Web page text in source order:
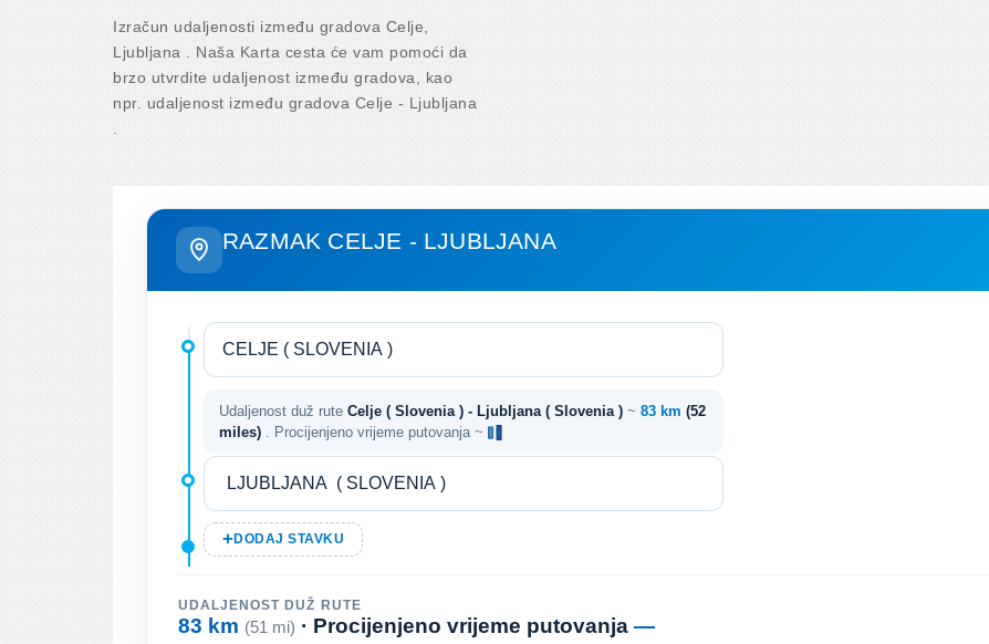
Izračun udaljenosti između gradova Celje,
Ljubljana . Naša Karta cesta će vam pomoći da
brzo utvrdite udaljenost između gradova, kao
npr. udaljenost između gradova Celje - Ljubljana
RAZMAK CELJE - LJUBLJANA
Udaljenost duž rute Celje ( Slovenia ) - Ljubljana ( Slovenia ) ~ 83 km (52
miles)
. Procijenjeno vrijeme putovanja ~
DODAJ STAVKU
UDALJENOST DUŽ RUTE
83 km (51 mi) · Procijenjeno vrijeme putovanja —